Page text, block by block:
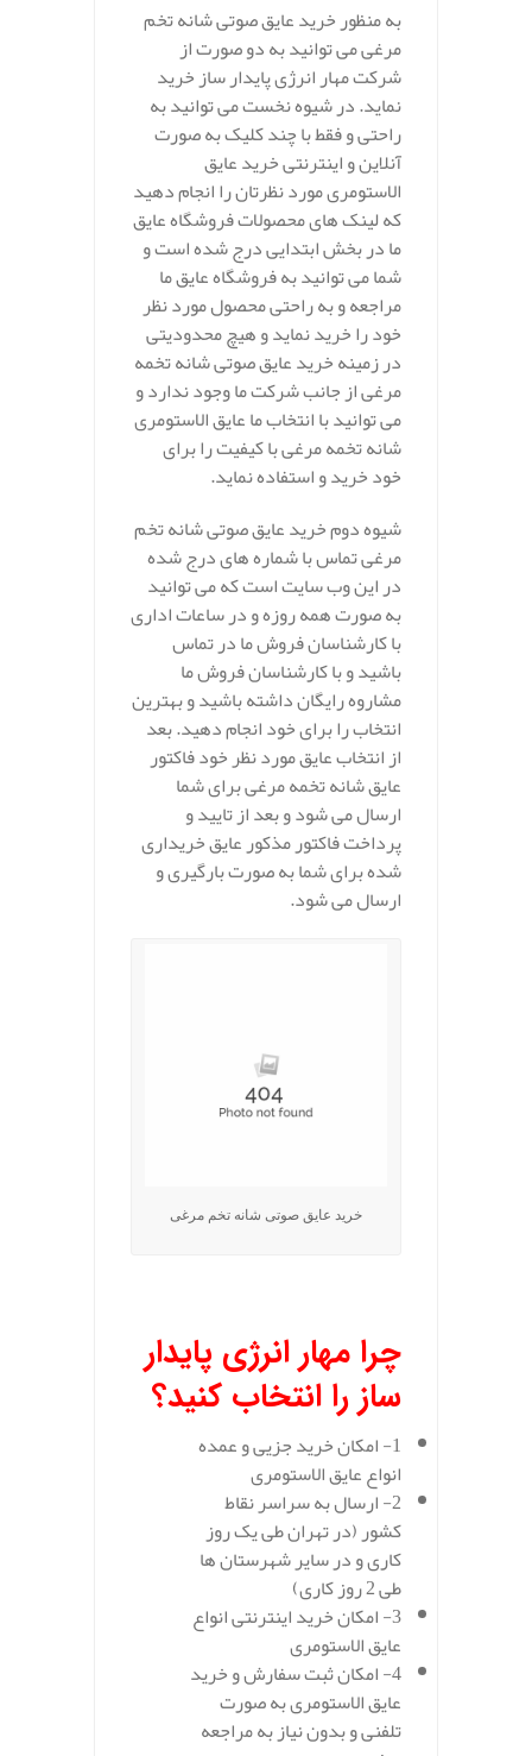
به منظور خرید عایق صوتی شانه تخم
مرغی می توانید به دو صورت از
شرکت مهار انرژی پایدار ساز خرید
نماید. در شیوه نخست می توانید به
راحتی و فقط با چند کلیک به صورت
آنلاین و اینترنتی خرید عایق
الاستومری مورد نظرتان را انجام دهید
که لینک های محصولات فروشگاه عایق
ما در بخش ابتدایی درج شده است و
شما می توانید به فروشگاه عایق ما
مراجعه و به راحتی محصول مورد نظر
خود را خرید نماید و هیچ محدودیتی
در زمینه خرید عایق صوتی شانه تخمه
مرغی از جانب شرکت ما وجود ندارد و
می توانید با انتخاب ما عایق الاستومری
شانه تخمه مرغی با کیفیت را برای
خود خرید و استفاده نماید.
شیوه دوم خرید عایق صوتی شانه تخم
مرغی تماس با شماره های درج شده
در این وب سایت است که می توانید
به صورت همه روزه و در ساعات اداری
با کارشناسان فروش ما در تماس
باشید و با کارشناسان فروش ما
مشاروه رایگان داشته باشید و بهترین
انتخاب را برای خود انجام دهید. بعد
از انتخاب عایق مورد نظر خود فاکتور
عایق شانه تخمه مرغی برای شما
ارسال می شود و بعد از تایید و
پرداخت فاکتور مذکور عایق خریداری
شده برای شما به صورت بارگیری و
ارسال می شود.
خرید عایق صوتی شانه تخم مرغی
چرا مهار انرژی پایدار
ساز را انتخاب کنید؟
1- امکان خرید جزیی و عمده
انواع عایق الاستومری
2- ارسال به سراسر نقاط
کشور (در تهران طی یک روز
کاری و در سایر شهرستان ها
طی 2 روز کاری)
3- امکان خرید اینترنتی انواع
عایق الاستومری
4- امکان ثبت سفارش و خرید
عایق الاستومری به صورت
تلفنی و بدون نیاز به مراجعه